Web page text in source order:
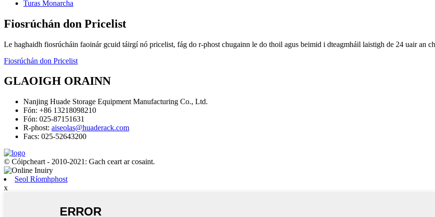
Turas Monarcha
Fiosrúchán don Pricelist
Le haghaidh fiosrúcháin faoinár gcuid táirgí nó pricelist, fág do r-phost chugainn le do thoil agus beimid i dteagmháil laistigh de 24 uair an
Fiosrúchán don Pricelist
GLAOIGH ORAINN
Nanjing Huade Storage Equipment Manufacturing Co., Ltd.
Fón: +86 13218098210
Fón: 025-87151631
R-phost: aiseolas@huaderack.com
Facs: 025-52643200
© Cóipcheart - 2010-2021: Gach ceart ar cosaint.
Seol Ríomhphost
x